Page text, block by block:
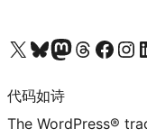
关注我们的 X（原 Twitter）账号访问我们的 Bluesky 账号关注我们的 Mastodon 账号访问我们的 Threads 账号 访问我们的 Facebook 公共主页关注我们的 Instagram 账号 关注
代码如诗
The WordPress®